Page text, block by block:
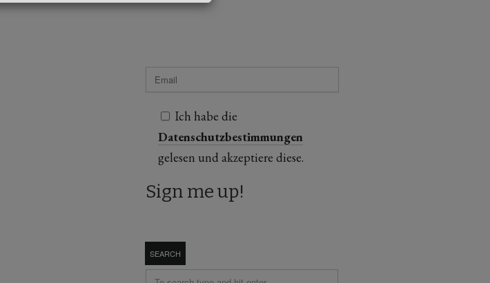
Ich habe die
Datenschutzbestimmungen
gelesen und akzeptiere diese.
SEARCH